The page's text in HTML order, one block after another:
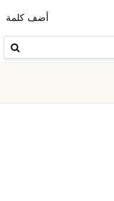
أضف كلمة